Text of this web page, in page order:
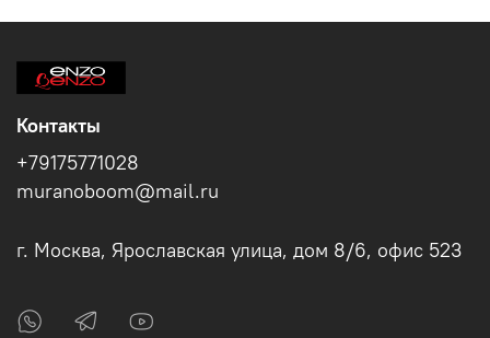
Контакты
+79175771028
muranoboom@mail.ru
г. Москва, Ярославская улица, дом 8/6, офис 523